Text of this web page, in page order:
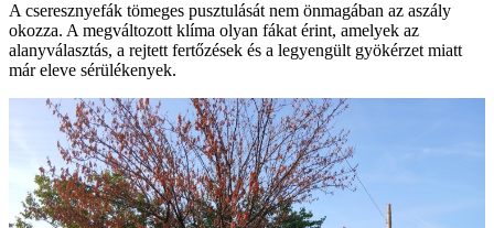
A cseresznyefák tömeges pusztulását nem önmagában az aszály
okozza. A megváltozott klíma olyan fákat érint, amelyek az
alanyválasztás, a rejtett fertőzések és a legyengült gyökérzet miatt
már eleve sérülékenyek.